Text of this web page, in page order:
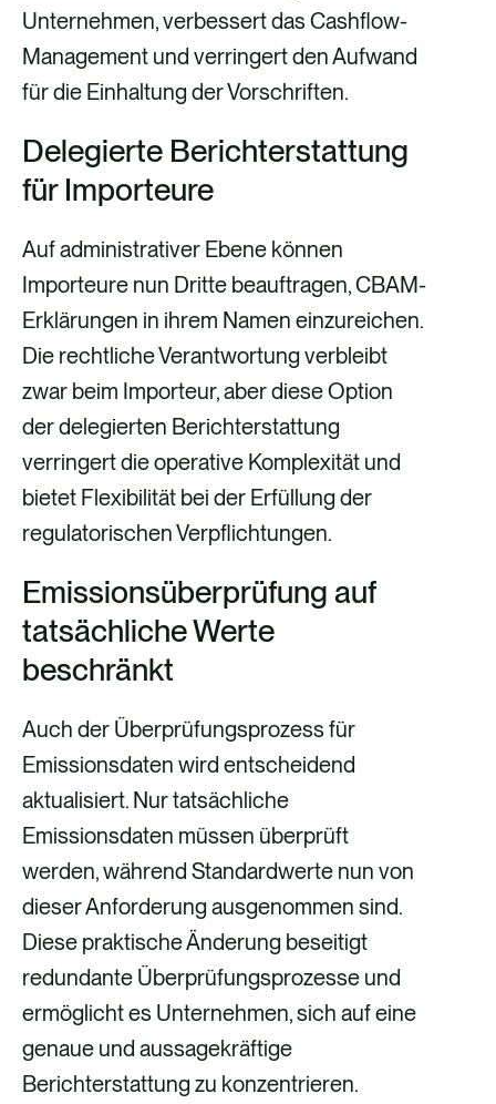
Unternehmen, verbessert das Cashflow-
Management und verringert den Aufwand
für die Einhaltung der Vorschriften.
Delegierte Berichterstattung
für Importeure
Auf administrativer Ebene können
Importeure nun Dritte beauftragen, CBAM-
Erklärungen in ihrem Namen einzureichen.
Die rechtliche Verantwortung verbleibt
zwar beim Importeur, aber diese Option
der delegierten Berichterstattung
verringert die operative Komplexität und
bietet Flexibilität bei der Erfüllung der
regulatorischen Verpflichtungen.
Emissionsüberprüfung auf
tatsächliche Werte
beschränkt
Auch der Überprüfungsprozess für
Emissionsdaten wird entscheidend
aktualisiert. Nur tatsächliche
Emissionsdaten müssen überprüft
werden, während Standardwerte nun von
dieser Anforderung ausgenommen sind.
Diese praktische Änderung beseitigt
redundante Überprüfungsprozesse und
ermöglicht es Unternehmen, sich auf eine
genaue und aussagekräftige
Berichterstattung zu konzentrieren.